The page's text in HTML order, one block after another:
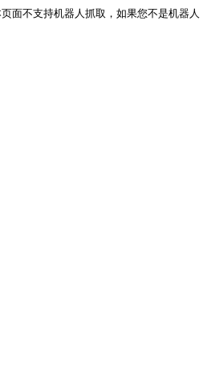
持机器人抓取，如果您不是机器人，